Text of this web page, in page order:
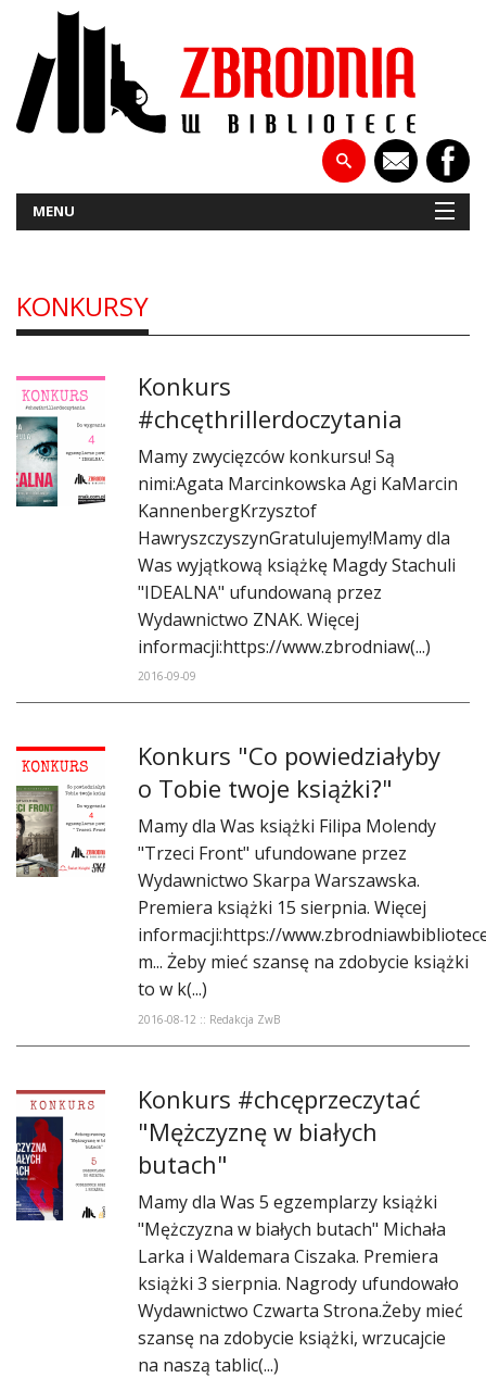
MENU
NOWOŚCI
WYWIADY
RECENZJE
DO CZYTANIA
NA EKRANIE
KONKURSY
Konkurs
#chcęthrillerdoczytania
Mamy zwycięzców konkursu! Są
nimi:Agata Marcinkowska‎ Agi KaMarcin
KannenbergKrzysztof
HawryszczyszynGratulujemy!Mamy dla
Was wyjątkową książkę Magdy Stachuli
"IDEALNA" ufundowaną przez
Wydawnictwo ZNAK. Więcej
informacji:https://www.zbrodniaw(...)
2016-09-09
Konkurs "Co powiedziałyby
o Tobie twoje książki?"
Mamy dla Was książki Filipa Molendy
"Trzeci Front" ufundowane przez
Wydawnictwo Skarpa Warszawska.
Premiera książki 15 sierpnia. Więcej
informacji:https://
m... Żeby mieć szansę na zdobycie książki
to w k(...)
2016-08-12 :: Redakcja ZwB
Konkurs #chcęprzeczytać
"Mężczyznę w białych
butach"
Mamy dla Was 5 egzemplarzy książki
"Mężczyzna w białych butach" Michała
Larka i Waldemara Ciszaka. Premiera
książki 3 sierpnia. Nagrody ufundowało
Wydawnictwo Czwarta Strona.Żeby mieć
szansę na zdobycie książki, wrzucajcie
na naszą tablic(...)